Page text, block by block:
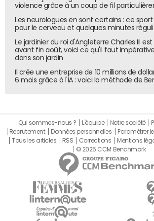
"HP auramis le paquet
syndicats"
Après la scission, les salariés d'HP
profiter du même CE, des mêmes
conditions d'épargne salariale... Ceux qui
Au final, Jean-Paul Vouiller conclut que la
transparente pour la plupart des salariés
Il évoque aussi des intervenants de "très
Palo Alto et "un déploiement de moyens
Dès la fin juillet, en France, tout était
presque : des systèmes informatiques
être testés, mais l'essentiel avait été
a réussi la séparation de son système
trois jours. "C'est un exploit technologique
violence grâce à un coup de fil
Les neurologues en sont certains : ce
pour le cerveau et quelques minutes
Le jardinier du roi d'Angleterre Charles III
avant fin août, voici ce qu'il faut
dans son jardin
Il crée une entreprise de 10 millions de
6 mois grâce à l'IA : voici la méthode de
Qui sommes-nous ? L'équipe Notre société
Recrutement
Données personnelles Paramétrer
Tous les articles
RSS Corrections Mentions
© 2025 CCM Benchmark